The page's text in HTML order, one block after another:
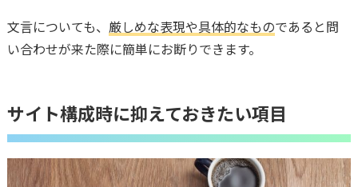
文言についても、 厳しめな表現や具体的なものであると問
い合わせが来た際に簡単にお断りできます。
サイト構成時に抑えておきたい項目